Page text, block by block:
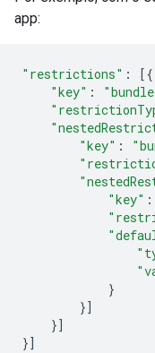
app:
"restrictions" :
[{
"key" :
"key" :
"key" :
}
}]
}]
}]